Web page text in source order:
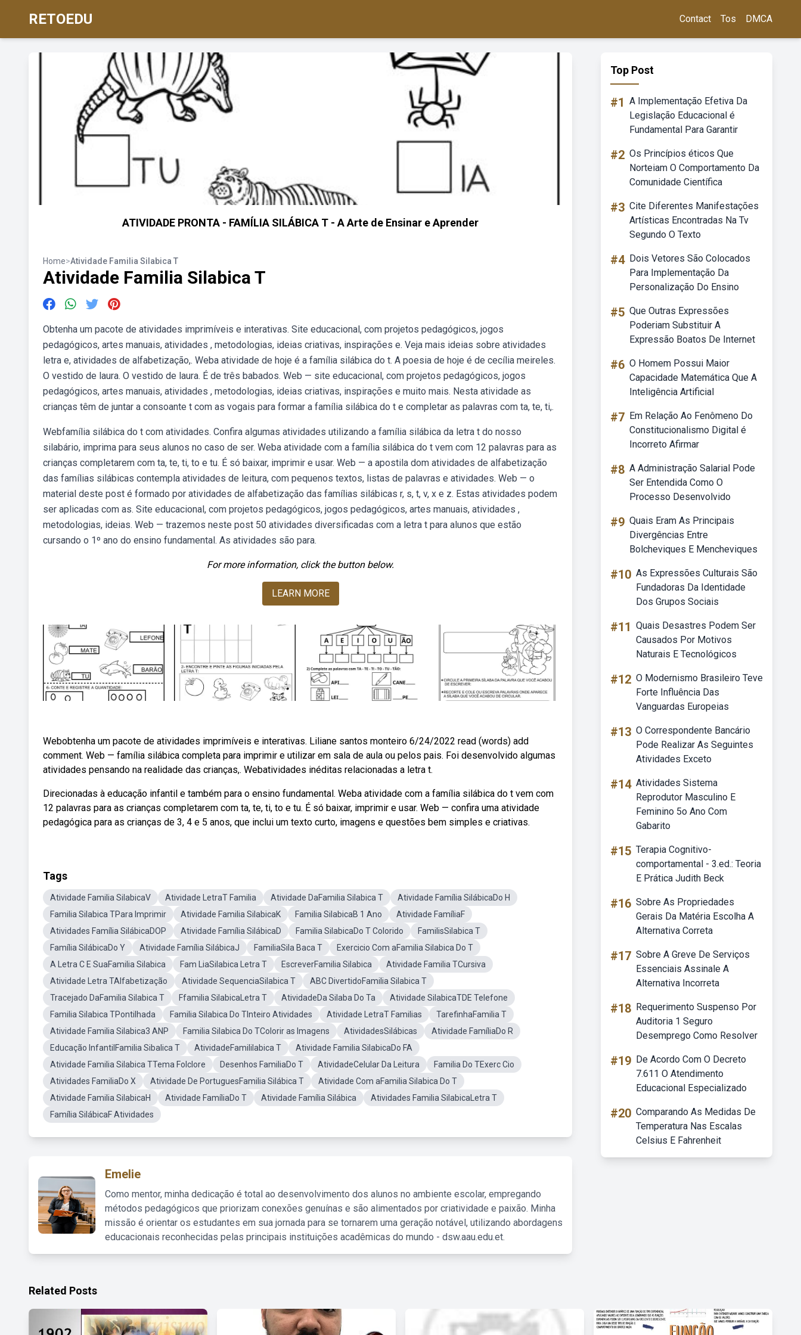
RETOEDU Contact Tos DMCA
ATIVIDADE PRONTA - FAMÍLIA SILÁBICA T - A Arte de Ensinar e Aprender
Home>Atividade Familia Silabica T
Atividade Familia Silabica T
Obtenha um pacote de atividades imprimíveis e interativas. Site educacional, com projetos pedagógicos, jogos
pedagógicos, artes manuais, atividades , metodologias, ideias criativas, inspirações e. Veja mais ideias sobre atividades
letra e, atividades de alfabetização,. Weba atividade de hoje é a família silábica do t. A poesia de hoje é de cecília meireles.
O vestido de laura. O vestido de laura. É de três babados. Web — site educacional, com projetos pedagógicos, jogos
pedagógicos, artes manuais, atividades , metodologias, ideias criativas, inspirações e muito mais. Nesta atividade as
crianças têm de juntar a consoante t com as vogais para formar a família silábica do t e completar as palavras com ta, te, ti,.
Webfamília silábica do t com atividades. Confira algumas atividades utilizando a família silábica da letra t do nosso
silabário, imprima para seus alunos no caso de ser. Weba atividade com a família silábica do t vem com 12 palavras para as
crianças completarem com ta, te, ti, to e tu. É só baixar, imprimir e usar. Web — a apostila dom atividades de alfabetização
das famílias silábicas contempla atividades de leitura, com pequenos textos, listas de palavras e atividades. Web — o
material deste post é formado por atividades de alfabetização das famílias silábicas r, s, t, v, x e z. Estas atividades podem
ser aplicadas com as. Site educacional, com projetos pedagógicos, jogos pedagógicos, artes manuais, atividades ,
metodologias, ideias. Web — trazemos neste post 50 atividades diversificadas com a letra t para alunos que estão
cursando o 1º ano do ensino fundamental. As atividades são para.
For more information, click the button below.
LEARN MORE
Webobtenha um pacote de atividades imprimíveis e interativas. Liliane santos monteiro 6/24/2022 read (words) add
comment. Web — família silábica completa para imprimir e utilizar em sala de aula ou pelos pais. Foi desenvolvido algumas
atividades pensando na realidade das crianças,. Webatividades inéditas relacionadas a letra t.
Direcionadas à educação infantil e também para o ensino fundamental. Weba atividade com a família silábica do t vem com
12 palavras para as crianças completarem com ta, te, ti, to e tu. É só baixar, imprimir e usar. Web — confira uma atividade
pedagógica para as crianças de 3, 4 e 5 anos, que inclui um texto curto, imagens e questões bem simples e criativas.
Tags
Atividade Familia SilabicaV Atividade LetraT Familia Atividade DaFamilia Silabica T
Atividade Família SilábicaDo H
Familia Silabica TPara Imprimir
Atividade Familia SilabicaK Familia SilabicaB 1 Ano
Atividade FamíliaF
Atividades Família SilábicaDOP
Atividade Família SilábicaD Familia SilabicaDo T Colorido
FamilisSilabica T
Família SilábicaDo Y
Atividade Família SilábicaJ FamiliaSila Baca T
Exercicio Com aFamilia Silabica Do T
A Letra C E SuaFamilia Silabica
Fam LiaSilabica Letra T EscreverFamilia Silabica
Atividade Familia TCursiva
Atividade Letra TAlfabetização
Atividade SequenciaSilabica T
ABC DivertidoFamilia Silabica T
Tracejado DaFamilia Silabica T
Ffamilia SilabicaLetra T AtividadeDa Silaba Do Ta
Atividade SilabicaTDE Telefone
Familia Silabica TPontilhada
Familia Silabica Do TInteiro Atividades Atividade LetraT Familias
TarefinhaFamilia T
Atividade Familia Silabica3 ANP
Familia Silabica Do TColorir as Imagens AtividadesSilábicas
Atividade FamíliaDo R
Educação InfantilFamilia Sibalica T
AtividadeFamililabica T
Atividade Familia SilabicaDo FA
Atividade Familia Silabica TTema Folclore
Desenhos FamiliaDo T AtividadeCelular Da Leitura
Familia Do TExerc Cio
Atividades FamiliaDo X
Atividade De PortuguesFamilia Silábica T
Atividade Com aFamilia Silabica Do T
Atividade Familia SilabicaH
Atividade FamíliaDo T Atividade Família Silábica
Atividades Familia SilabicaLetra T
Família SilábicaF Atividades
Emelie
Como mentor, minha dedicação é total ao desenvolvimento dos alunos no ambiente escolar, empregando
métodos pedagógicos que priorizam conexões genuínas e são alimentados por criatividade e paixão. Minha
missão é orientar os estudantes em sua jornada para se tornarem uma geração notável, utilizando abordagens
educacionais reconhecidas pelas principais instituições acadêmicas do mundo - dsw.aau.edu.et.
Top Post
#1 A Implementação Efetiva Da
Legislação Educacional é
Fundamental Para Garantir
#2 Os Princípios éticos Que
Norteiam O Comportamento Da
Comunidade Científica
#3 Cite Diferentes Manifestações
Artísticas Encontradas Na Tv
Segundo O Texto
#4 Dois Vetores São Colocados
Para Implementação Da
Personalização Do Ensino
#5 Que Outras Expressões
Poderiam Substituir A
Expressão Boatos De Internet
#6 O Homem Possui Maior
Capacidade Matemática Que A
Inteligência Artificial
#7 Em Relação Ao Fenômeno Do
Constitucionalismo Digital é
Incorreto Afirmar
#8 A Administração Salarial Pode
Ser Entendida Como O
Processo Desenvolvido
#9 Quais Eram As Principais
Divergências Entre
Bolcheviques E Mencheviques
#10 As Expressões Culturais São
Fundadoras Da Identidade
Dos Grupos Sociais
#11 Quais Desastres Podem Ser
Causados Por Motivos
Naturais E Tecnológicos
#12 O Modernismo Brasileiro Teve
Forte Influência Das
Vanguardas Europeias
#13 O Correspondente Bancário
Pode Realizar As Seguintes
Atividades Exceto
#14 Atividades Sistema
Reprodutor Masculino E
Feminino 5o Ano Com
Gabarito
#15 Terapia Cognitivo-
comportamental - 3.ed.: Teoria
E Prática Judith Beck
#16 Sobre As Propriedades
Gerais Da Matéria Escolha A
Alternativa Correta
#17 Sobre A Greve De Serviços
Essenciais Assinale A
Alternativa Incorreta
#18 Requerimento Suspenso Por
Auditoria 1 Seguro
Desemprego Como Resolver
#19 De Acordo Com O Decreto
7.611 O Atendimento
Educacional Especializado
#20 Comparando As Medidas De
Temperatura Nas Escalas
Celsius E Fahrenheit
Related Posts